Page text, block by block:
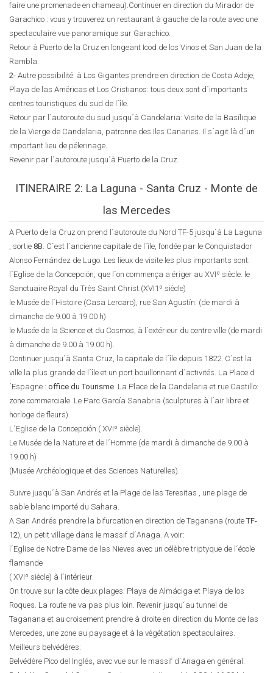
faire une promenade en chameau).Continuer en direction du Mirador de
Garachico : vous y trouverez un restaurant à gauche de la route avec une
spectaculaire vue panoramique sur Garachico.
Retour à Puerto de la Cruz en longeant Icod de los Vinos et San Juan de la
Rambla.
2- Autre possibilité: à Los Gigantes prendre en direction de Costa Adeje,
Playa de las Américas et Los Cristianos: tous deux sont d´importants
centres touristiques du sud de l´île.
Retour par l´autoroute du sud jusqu´à Candelaria: Visite de la Basílique
de la Vierge de Candelaria, patronne des Iles Canaries. Il s´agit là d´un
important lieu de pélerinage.
Revenir par l´autoroute jusqu´à Puerto de la Cruz.
ITINERAIRE 2: La Laguna - Santa Cruz - Monte de
las Mercedes
A Puerto de la Cruz on prend l´autoroute du Nord TF-5 jusqu´à La Laguna
, sortie 8B. C´est l´ancienne capitale de l´île, fondée par le Conquistador
Alonso Fernández de Lugo. Les lieux de visite les plus importants sont:
l´Eglise de la Concepción, que l´on commença a ériger au XVIº siècle. le
Sanctuaire Royal du Très Saint Christ.(XVI1º siècle)
le Musée de l´Histoire (Casa Lercaro), rue San Agustín: (de mardi à
dimanche de 9.00 à 19.00 h)
le Musée de la Science et du Cosmos, à l´extérieur du centre ville (de mardi
à dimanche de 9.00 à 19.00 h).
Continuer jusqu´à Santa Cruz, la capitale de l´île depuis 1822. C´est la
ville la plus grande de l´île et un port bouillonnant d´activités. La Place d
´Espagne : office du Tourisme. La Place de la Candelaria et rue Castillo:
zone commerciale. Le Parc García Sanabria (sculptures à l´air libre et
horloge de fleurs).
L´Eglise de la Concepción ( XVIº siècle).
Le Musée de la Nature et de l´Homme (de mardi à dimanche de 9.00 à
19.00 h)
(Musée Archéologique et des Sciences Naturelles).
Suivre jusqu´à San Andrés et la Plage de las Teresitas , une plage de
sable blanc importé du Sahara.
A San Andrés prendre la bifurcation en direction de Taganana (routeTF-
12), un petit village dans le massif d´Anaga. A voir:
l´Eglise de Notre Dame de las Nieves avec un célèbre triptyque de l´école
flamande
( XVIº siècle) à l´intérieur.
On trouve sur la côte deux plages: Playa de Almáciga et Playa de los
Roques. La route ne va pas plus loin. Revenir jusqu´au tunnel de
Taganana et au croisement prendre à droite en direction du Monte de las
Mercedes, une zone au paysage et à la végétation spectaculaires.
Meilleurs belvédères:
Belvédère Pico del Inglés, avec vue sur le massif d´Anaga en général.